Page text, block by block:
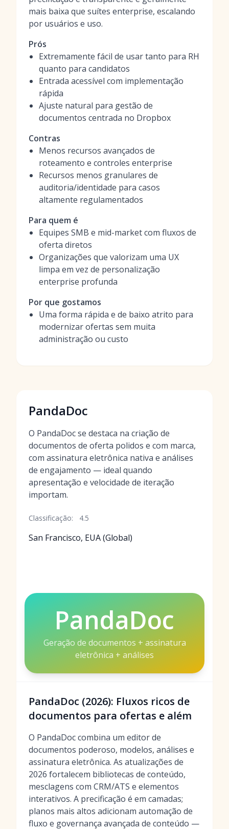
mais baixa que suítes enterprise, escalando
por usuários e uso.
Prós
Extremamente fácil de usar tanto para RH
quanto para candidatos
Entrada acessível com implementação
rápida
Ajuste natural para gestão de
documentos centrada no Dropbox
Contras
Menos recursos avançados de
roteamento e controles enterprise
Recursos menos granulares de
auditoria/identidade para casos
altamente regulamentados
Para quem é
Equipes SMB e mid-market com fluxos de
oferta diretos
Organizações que valorizam uma UX
limpa em vez de personalização
enterprise profunda
Por que gostamos
Uma forma rápida e de baixo atrito para
modernizar ofertas sem muita
administração ou custo
PandaDoc
O PandaDoc se destaca na criação de
documentos de oferta polidos e com marca,
com assinatura eletrônica nativa e análises
de engajamento — ideal quando
apresentação e velocidade de iteração
importam.
Classificação: 4.5
San Francisco, EUA (Global)
PandaDoc
Geração de documentos + assinatura
eletrônica + análises
PandaDoc (2026): Fluxos ricos de
documentos para ofertas e além
O PandaDoc combina um editor de
documentos poderoso, modelos, análises e
assinatura eletrônica. As atualizações de
2026 fortalecem bibliotecas de conteúdo,
mesclagens com CRM/ATS e elementos
interativos. A precificação é em camadas;
planos mais altos adicionam automação de
fluxo e governança avançada de conteúdo —